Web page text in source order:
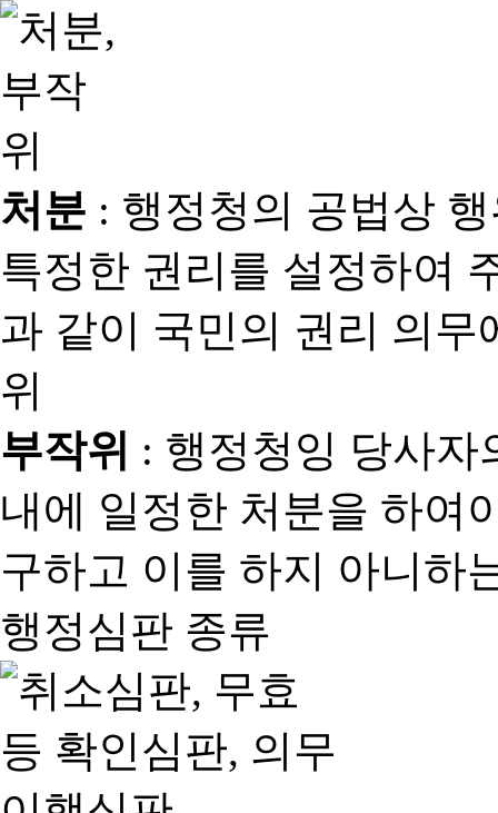
처분 : 행정청의 공법상
특정한 권리를 설정하여
과 같이 국민의 권리 의
위
부작위 : 행정청잉 당사자
내에 일정한 처분을 하여
구하고 이를 하지 아니하
행정심판 종류